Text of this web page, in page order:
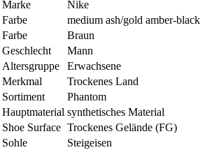
Marke
Nike
Farbe
medium ash/gold amber-black
Farbe
Braun
Geschlecht
Mann
Altersgruppe
Erwachsene
Merkmal
Trockenes Land
Sortiment
Phantom
Hauptmaterial synthetisches Material
Shoe Surface Trockenes Gelände (FG)
Sohle
Steigeisen